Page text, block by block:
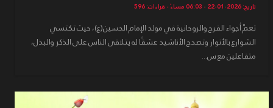
تاريخ: 2026-01-22 - 06:03 مساءً - قراءات: 596
تعمّ أجواء الفرح والروحانية في مولد الإمام الحسين(ع)، حيث تكتسي
الشوارع بالأنوار وتصدح الأناشيد عشقًا له يتلاقى الناس على الذكر والبذل،
متفاعلين مع س...